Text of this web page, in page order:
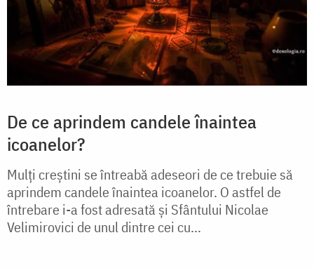
De ce aprindem candele înaintea
icoanelor?
Mulți creștini se întreabă adeseori de ce trebuie să
aprindem candele înaintea icoanelor. O astfel de
întrebare i-a fost adresată și Sfântului Nicolae
Velimirovici de unul dintre cei cu...